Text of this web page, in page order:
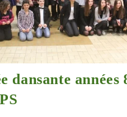
dansante années